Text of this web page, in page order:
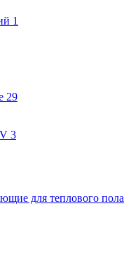
1
29
3
для теплового пола